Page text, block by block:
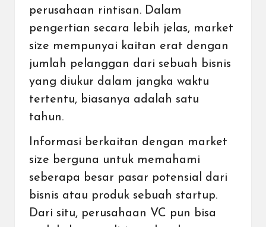
perusahaan rintisan. Dalam
pengertian secara lebih jelas, market
size mempunyai kaitan erat dengan
jumlah pelanggan dari sebuah bisnis
yang diukur dalam jangka waktu
tertentu, biasanya adalah satu
tahun.
Informasi berkaitan dengan market
size berguna untuk memahami
seberapa besar pasar potensial dari
bisnis atau produk sebuah startup.
Dari situ, perusahaan VC pun bisa